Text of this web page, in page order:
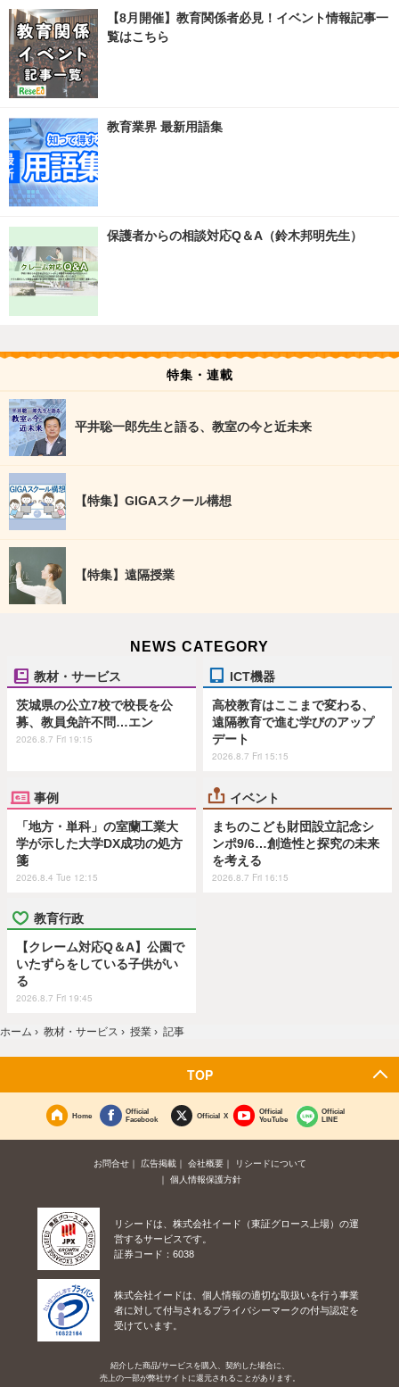
【8月開催】教育関係者必見！イベント情報記事一
覧はこちら
教育業界 最新用語集
保護者からの相談対応Q＆A（鈴木邦明先生）
特集・連載
平井聡一郎先生と語る、教室の今と近未来
【特集】GIGAスクール構想
【特集】遠隔授業
NEWS CATEGORY
教材・サービス
茨城県の公立7校で校長を公
募、教員免許不問…エン
2026.8.7 Fri 19:15
ICT機器
高校教育はここまで変わる、
遠隔教育で進む学びのアップ
デート
2026.8.7 Fri 15:15
事例
「地方・単科」の室蘭工業大
学が示した大学DX成功の処方
箋
2026.8.4 Tue 12:15
イベント
まちのこども財団設立記念シ
ンポ9/6…創造性と探究の未来
を考える
2026.8.7 Fri 16:15
教育行政
【クレーム対応Q＆A】公園で
いたずらをしている子供がい
る
2026.8.7 Fri 19:45
ホーム › 教材・サービス › 授業 › 記事
TOP
Home
Official
Facebook
Official X
Official
YouTube
Official
LINE
お問合せ 広告掲載 会社概要
リシードについて
個人情報保護方針
リシードは、株式会社イード（東証グロース上場）の運
営するサービスです。
証券コード：6038
株式会社イードは、個人情報の適切な取扱いを行う事業
者に対して付与されるプライバシーマークの付与認定を
受けています。
紹介した商品/サービスを購入、契約した場合に、
売上の一部が弊社サイトに還元されることがあります。